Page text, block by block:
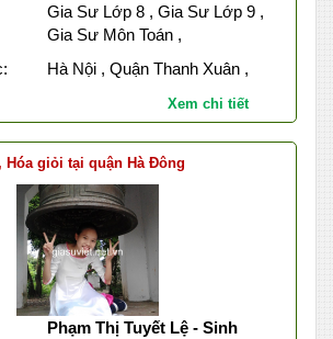
Gia Sư Lớp 8 , Gia Sư Lớp 9 ,
Gia Sư Môn Toán ,
Hà Nội , Quận Thanh Xuân ,
Xem chi tiết
Hóa giỏi tại quận Hà Đông
Phạm Thị Tuyết Lệ - Sinh